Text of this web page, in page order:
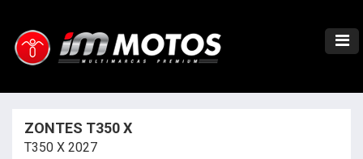
ZONTES T350 X
T350 X 2027